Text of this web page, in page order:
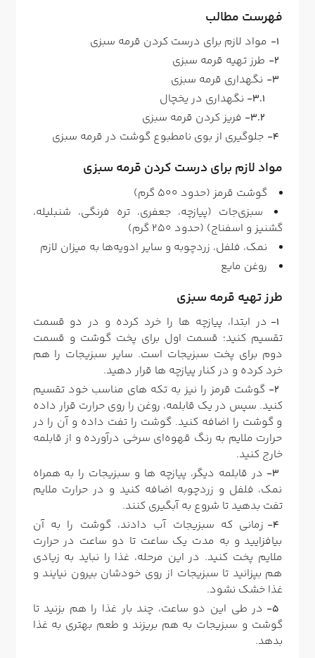
فهرست مطالب
مواد لازم برای درست کردن قرمه سبزی
طرز تهیه قرمه سبزی
نگهداری قرمه سبزی
نگهداری در یخچال
فریز کردن قرمه سبزی
جلوگیری از بوی نامطبوع گوشت در قرمه سبزی
مواد لازم برای درست کردن قرمه سبزی
گوشت قرمز (حدود ۵۰۰ گرم)
سبزی‌جات (پیازچه، جعفری، تره فرنگی، شنبلیله،
گشنیز و اسفناج) (حدود ۲۵۰ گرم)
نمک، فلفل، زردچوبه و سایر ادویه‌ها به میزان لازم
روغن مایع
طرز تهیه قرمه سبزی
در ابتدا، پیازچه ها را خرد کرده و در دو قسمت
تقسیم کنید؛ قسمت اول برای پخت گوشت و قسمت
دوم برای پخت سبزیجات است. سایر سبزیجات را هم
خرد کرده و در کنار پیازچه ها قرار دهید.
گوشت قرمز را نیز به تکه های مناسب خود تقسیم
کنید. سپس در یک قابلمه، روغن را روی حرارت قرار داده
و گوشت را اضافه کنید. گوشت را تفت داده و آن را در
حرارت ملایم به رنگ قهوه‌ای سرخی درآورده و از قابلمه
خارج کنید.
در قابلمه دیگر، پیازچه ها و سبزیجات را به همراه
نمک، فلفل و زردچوبه اضافه کنید و در حرارت ملایم
تفت بدهید تا شروع به آبگیری کنند.
زمانی که سبزیجات آب دادند، گوشت را به آن
بیافزایید و به مدت یک ساعت تا دو ساعت در حرارت
ملایم پخت کنید. در این مرحله، غذا را نباید به زیادی
هم بپزانید تا سبزیجات از روی خودشان بیرون نیایند و
غذا خشک نشود.
در طی این دو ساعت، چند بار غذا را هم بزنید تا
گوشت و سبزیجات به هم بریزند و طعم بهتری به غذا
بدهد.